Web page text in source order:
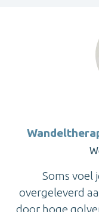
Soms voel
overgeleverd
door hoge